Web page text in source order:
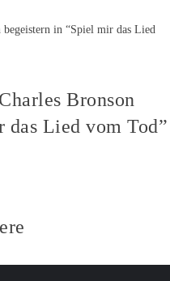
Bronson
das Lied vom Tod”